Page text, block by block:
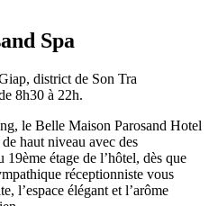
Spa
district de Son Tra
8h30 à 22h.
le Belle Maison Parosand Hotel
haut niveau avec des
étage de l’hôtel, dès que
réceptionniste vous
l’espace élégant et l’arôme